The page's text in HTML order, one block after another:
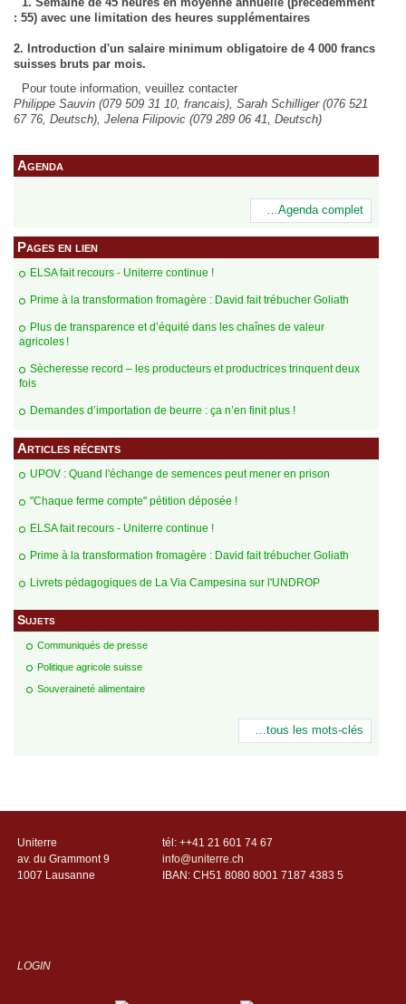
1. Semaine de 45 heures en moyenne annuelle (précédemment
: 55) avec une limitation des heures supplémentaires
2. Introduction d'un salaire minimum obligatoire de 4 000 francs
suisses bruts par mois.
Pour toute information, veuillez contacter
Philippe Sauvin (079 509 31 10, francais), Sarah Schilliger (076 521
67 76, Deutsch), Jelena Filipovic (079 289 06 41, Deutsch)
Agenda
…Agenda complet
Pages en lien
ELSA fait recours - Uniterre continue !
Prime à la transformation fromagère : David fait trébucher Goliath
Plus de transparence et d’équité dans les chaînes de valeur
agricoles !
Sècheresse record – les producteurs et productrices trinquent deux
fois
Demandes d’importation de beurre : ça n’en finit plus !
Articles récents
UPOV : Quand l'échange de semences peut mener en prison
"Chaque ferme compte" pétition déposée !
ELSA fait recours - Uniterre continue !
Prime à la transformation fromagère : David fait trébucher Goliath
Livrets pédagogiques de La Via Campesina sur l'UNDROP
Sujets
Communiqués de presse
Politique agricole suisse
Souveraineté alimentaire
…tous les mots-clés
Uniterre
av. du Grammont 9
1007 Lausanne
tél: ++41 21 601 74 67
info@uniterre.ch
IBAN: CH51 8080 8001 7187 4383 5
LOGIN